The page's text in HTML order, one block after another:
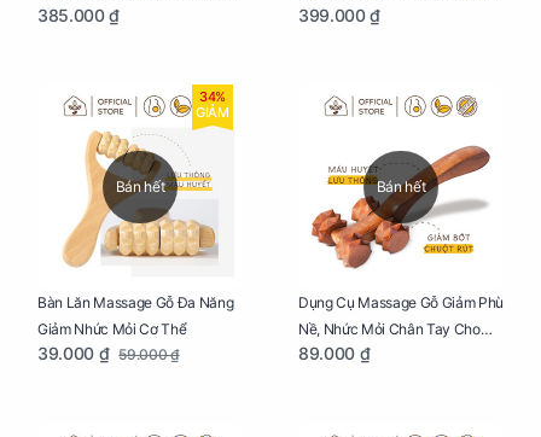
Mẹ Bầu Tuýp 125g
385.000 ₫
Da, Chăm Sóc Da Toàn Diện
399.000 ₫
Bán hết
34%
GIẢM
Bàn Lăn Massage Gỗ Đa Năng
Giảm Nhức Mỏi Cơ Thể
39.000 ₫ 59.000 ₫
Bán hết
Dụng Cụ Massage Gỗ Giảm Phù
Nề, Nhức Mỏi Chân Tay Cho
Mẹ Bầu
89.000 ₫